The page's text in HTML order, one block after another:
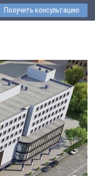
Получить консультацию